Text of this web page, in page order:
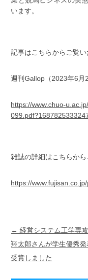
います。
記事はこちらからご覧い
週刊Gallop（2023年6月
https://www.chuo-
雑誌の詳細はこちらから
https://
Post navigation
← 経営システム工学専
翔太郎さんが学生優秀発
受賞しました